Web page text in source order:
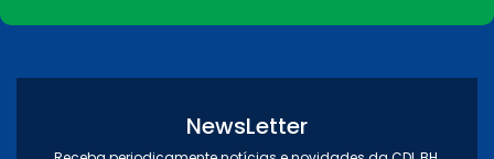
NewsLetter